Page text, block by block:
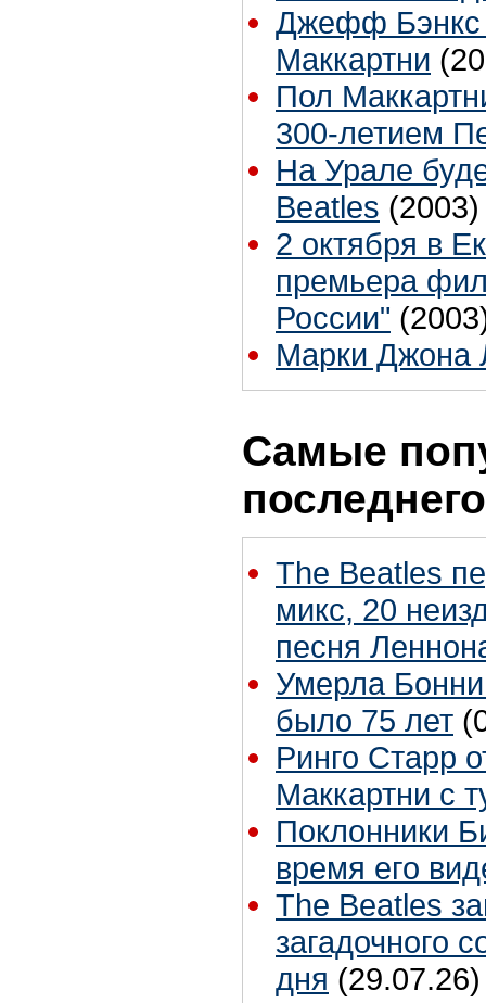
Джефф Бэнкс
Маккартни
Пол
300-летием
На Урале
Beatles (2003)
2 октября в
премьера
России"
Марки Джона
Самые
The Beatles
микс, 20
песня
Умерла
было 75 лет
Ринго Старр
Маккартни с
Поклонники
время его
The Beatles
загадочного
дня (29.07.26)